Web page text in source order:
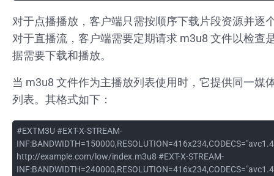
对于点播播放，客户端只需按顺序下载片段资源并逐
对于直播流，客户端需要定期请求 m3u8 文件以检查
据需要下载和播放。
当 m3u8 文件作为主播放列表使用时，它提供同一媒
列表。其格式如下：
#EXTM3U #EXT-X-STREAM-
http://example.com/low/index.m3u8 #EXT-X-STREAM-